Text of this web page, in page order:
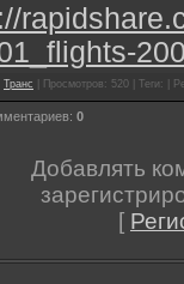
Транс | Просмотров: 520 | Теги: |
0
Добавлять
[